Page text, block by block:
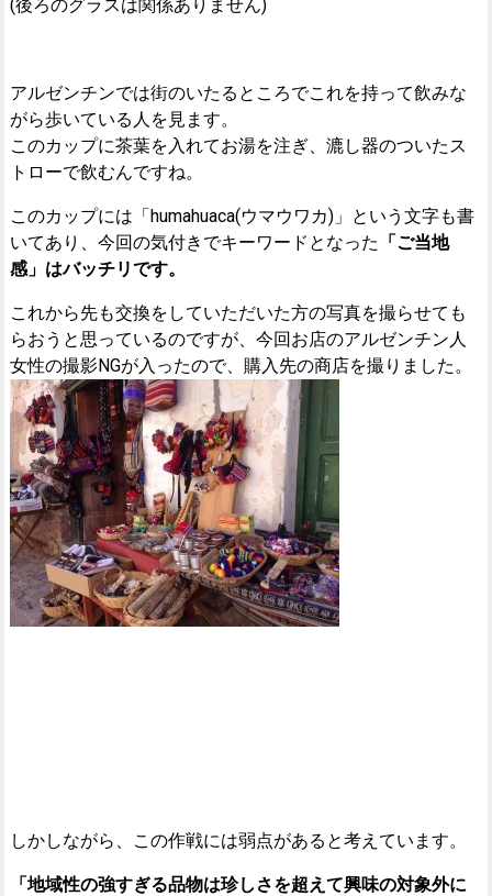
(後ろのグラスは関係ありません)
アルゼンチンでは街のいたるところでこれを持って飲みな
がら歩いている人を見ます。
このカップに茶葉を入れてお湯を注ぎ、漉し器のついたス
トローで飲むんですね。
このカップには「humahuaca(ウマウワカ)」という文字も書
いてあり、今回の気付きでキーワードとなった 「ご当地
感」はバッチリです。
これから先も交換をしていただいた方の写真を撮らせても
らおうと思っているのですが、今回お店のアルゼンチン人
女性の撮影NGが入ったので、購入先の商店を撮りました。
しかしながら、この作戦には弱点があると考えています。
「地域性の強すぎる品物は珍しさを超えて興味の対象外に